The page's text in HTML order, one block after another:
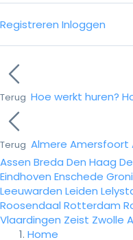
Registreren Inloggen
Terug Hoe werkt huren?
Terug Almere Amersfoort
Assen Breda Den Haag
Eindhoven Enschede
Leeuwarden Leiden
Roosendaal Rotterdam
Vlaardingen Zeist Zwolle
Home